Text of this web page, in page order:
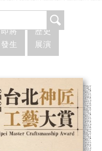
即將
發生
歷史
展演